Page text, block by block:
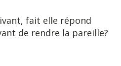
fait elle répond
de rendre la pareille?